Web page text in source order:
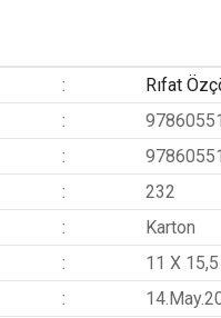
:
Rıfat
:
:
:
232
:
Karton
:
11 X 15,5
: